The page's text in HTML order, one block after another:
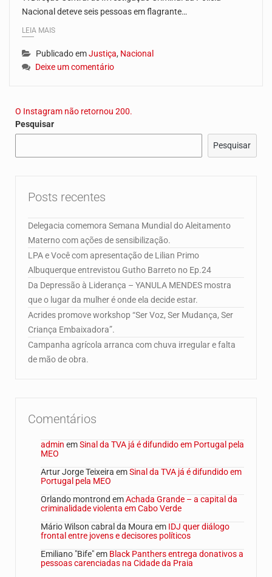
Nacional deteve seis pessoas em flagrante…
LEIA MAIS
Publicado emJustiça, Nacional
Deixe um comentário
O Instagram não retornou 200.
Pesquisar
Pesquisar
Posts recentes
Delegacia comemora Semana Mundial do Aleitamento
Materno com ações de sensibilização.
LPA e Você com apresentação de Lilian Primo
Albuquerque entrevistou Gutho Barreto no Ep.24
Da Depressão à Liderança – YANULA MENDES mostra
que o lugar da mulher é onde ela decide estar.
Acrides promove workshop “Ser Voz, Ser Mudança, Ser
Criança Embaixadora”.
Campanha agrícola arranca com chuva irregular e falta
de mão de obra.
Comentários
admin emSinal da TVA já é difundido em Portugal pela
MEO
Artur Jorge Teixeira emSinal da TVA já é difundido em
Portugal pela MEO
Orlando montrond emAchada Grande – a capital da
criminalidade violenta em Cabo Verde
Mário Wilson cabral da Moura em IDJ quer diálogo
frontal entre jovens e decisores políticos
Emiliano "Bife"em Black Panthers entrega donativos a
pessoas carenciadas na Cidade da Praia